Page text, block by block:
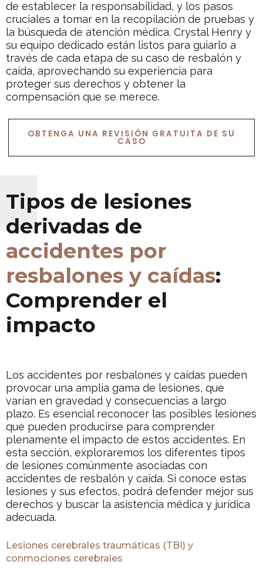
de establecer la responsabilidad, y los pasos
cruciales a tomar en la recopilación de pruebas y
la búsqueda de atención médica. Crystal Henry y
su equipo dedicado están listos para guiarlo a
través de cada etapa de su caso de resbalón y
caída, aprovechando su experiencia para
proteger sus derechos y obtener la
compensación que se merece.
OBTENGA UNA REVISIÓN GRATUITA DE SU
CASO
Tipos de lesiones
derivadas de
accidentes por
resbalones y caídas:
Comprender el
impacto
Los accidentes por resbalones y caídas pueden
provocar una amplia gama de lesiones, que
varían en gravedad y consecuencias a largo
plazo. Es esencial reconocer las posibles lesiones
que pueden producirse para comprender
plenamente el impacto de estos accidentes. En
esta sección, exploraremos los diferentes tipos
de lesiones comúnmente asociadas con
accidentes de resbalón y caída. Si conoce estas
lesiones y sus efectos, podrá defender mejor sus
derechos y buscar la asistencia médica y jurídica
adecuada.
Lesiones cerebrales traumáticas (TBI) y
conmociones cerebrales